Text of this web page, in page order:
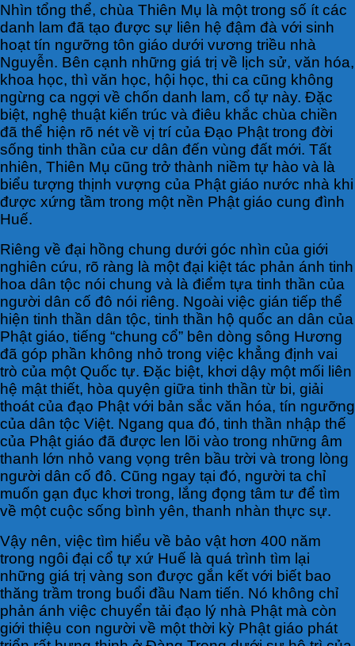
Nhìn tổng thể, chùa Thiên Mụ là một trong số ít các
danh lam đã tạo được sự liên hệ đậm đà với sinh
hoạt tín ngưỡng tôn giáo dưới vương triều nhà
Nguyễn. Bên cạnh những giá trị về lịch sử, văn hóa,
khoa học, thì văn học, hội học, thi ca cũng không
ngừng ca ngợi về chốn danh lam, cổ tự này. Đặc
biệt, nghệ thuật kiến trúc và điêu khắc chùa chiền
đã thể hiện rõ nét về vị trí của Đạo Phật trong đời
sống tinh thần của cư dân đến vùng đất mới. Tất
nhiên, Thiên Mụ cũng trở thành niềm tự hào và là
biểu tượng thịnh vượng của Phật giáo nước nhà khi
được xứng tầm trong một nền Phật giáo cung đình
Huế.
Riêng về đại hồng chung dưới góc nhìn của giới
nghiên cứu, rõ ràng là một đại kiệt tác phản ánh tinh
hoa dân tộc nói chung và là điểm tựa tinh thần của
người dân cố đô nói riêng. Ngoài việc gián tiếp thể
hiện tinh thần dân tộc, tinh thần hộ quốc an dân của
Phật giáo, tiếng “chung cổ” bên dòng sông Hương
đã góp phần không nhỏ trong việc khẳng định vai
trò của một Quốc tự. Đặc biệt, khơi dậy một mối liên
hệ mật thiết, hòa quyện giữa tinh thần từ bi, giải
thoát của đạo Phật với bản sắc văn hóa, tín ngưỡng
của dân tộc Việt. Ngang qua đó, tinh thần nhập thế
của Phật giáo đã được len lõi vào trong những âm
thanh lớn nhỏ vang vọng trên bầu trời và trong lòng
người dân cố đô. Cũng ngay tại đó, người ta chỉ
muốn gạn đục khơi trong, lắng đọng tâm tư để tìm
về một cuộc sống bình yên, thanh nhàn thực sự.
Vậy nên, việc tìm hiểu về bảo vật hơn 400 năm
trong ngôi đại cổ tự xứ Huế là quá trình tìm lại
những giá trị vàng son được gắn kết với biết bao
thăng trầm trong buổi đầu Nam tiến. Nó không chỉ
phản ánh việc chuyển tải đạo lý nhà Phật mà còn
giới thiệu con người về một thời kỳ Phật giáo phát